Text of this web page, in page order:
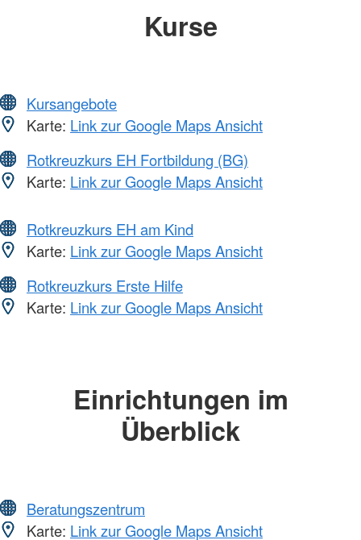
Kurse
Kursangebote
Karte: Link zur Google Maps Ansicht
Rotkreuzkurs EH Fortbildung (BG)
Karte: Link zur Google Maps Ansicht
Rotkreuzkurs EH am Kind
Karte: Link zur Google Maps Ansicht
Rotkreuzkurs Erste Hilfe
Karte: Link zur Google Maps Ansicht
Einrichtungen im
Überblick
Beratungszentrum
Karte: Link zur Google Maps Ansicht